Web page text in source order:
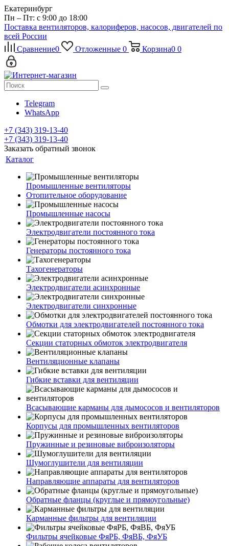
Екатеринбург
Пн – Пт: с 9:00 до 18:00
Поставка вентиляторов, калориферов, насосов, двигателей по
всей России
Сравнение0 Отложенные 0 Корзина0 0
Telegram
WhatsApp
+7 (343) 319-13-40
+7 (343) 319-13-40
Заказать обратный звонок
Каталог
Промышленные вентиляторы
Отопительное оборудование
Промышленные насосы
Электродвигатели постоянного тока
Генераторы постоянного тока
Тахогенераторы
Электродвигатели асинхронные
Электродвигатели синхронные
Обмотки для электродвигателей постоянного тока
Секции статорных обмоток электродвигателя
Вентиляционные клапаны
Гибкие вставки для вентиляции
Всасывающие карманы для дымососов и вентиляторов
Корпусы для промышленных вентиляторов
Пружинные и резиновые виброизоляторы
Шумоглушители для вентиляции
Направляющие аппараты для вентиляторов
Обратные фланцы (круглые и прямоугольные)
Карманные фильтры для вентиляции
Фильтры ячейковые ФяРБ, ФяВБ, ФяУБ